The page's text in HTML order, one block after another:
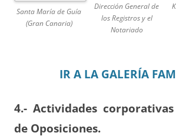
Santa María de Guía
(Gran Canaria)
Dirección General de
los Registros y el
Notariado
IR A LA GALERÍA
4.- Actividades
de Oposiciones.